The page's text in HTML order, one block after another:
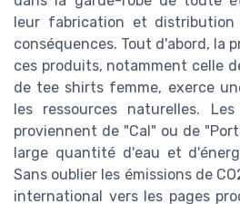
leur fabrication et
conséquences. Tout d'abord, la
ces produits, notamment celle
de tee shirts femme, exerce
les ressources naturelles.
proviennent de "Cal" ou de
large quantité d'eau et
Sans oublier les émissions de
international vers les pages